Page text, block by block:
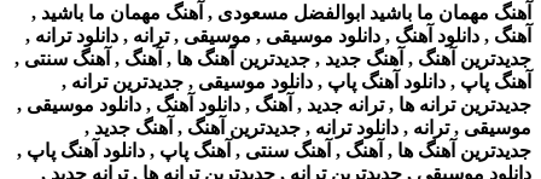
آهنگ مهمان ما باشید ابوالفضل مسعودی , آهنگ مهمان ما باشید ,
آهنگ , دانلود آهنگ , دانلود موسیقی , موسیقی , ترانه , دانلود ترانه ,
جدیدترین آهنگ , آهنگ جدید , جدیدترین آهنگ ها , آهنگ , آهنگ سنتی ,
آهنگ پاپ , دانلود آهنگ پاپ , دانلود موسیقی , جدیدترین ترانه ,
جدیدترین ترانه ها , ترانه جدید , آهنگ , دانلود آهنگ , دانلود موسیقی ,
موسیقی , ترانه , دانلود ترانه , جدیدترین آهنگ , آهنگ جدید ,
جدیدترین آهنگ ها , آهنگ , آهنگ سنتی , آهنگ پاپ , دانلود آهنگ پاپ ,
دانلود موسیقی , جدیدترین ترانه , جدیدترین ترانه ها , ترانه جدید ,